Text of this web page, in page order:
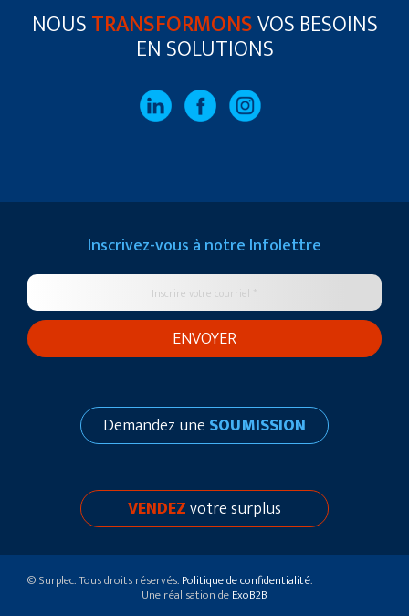
NOUSTRANSFORMONSVOS BESOINS
EN SOLUTIONS
Inscrivez-vous à notre Infolettre
Demandez une SOUMISSION
VENDEZvotre surplus
© Surplec. Tous droits réservés.Politique de confidentialité.
Une réalisation deExoB2B